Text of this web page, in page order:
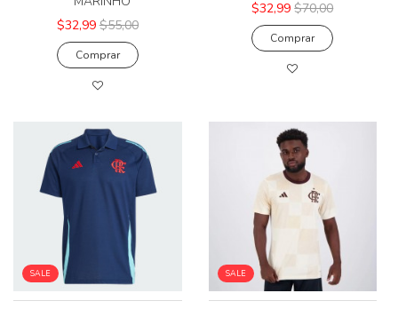
$32,99 $55,00
Comprar
$32,99 $70,00
Comprar
SALE SALE